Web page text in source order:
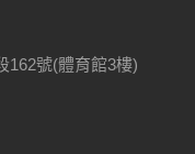
162號(體育館3樓)